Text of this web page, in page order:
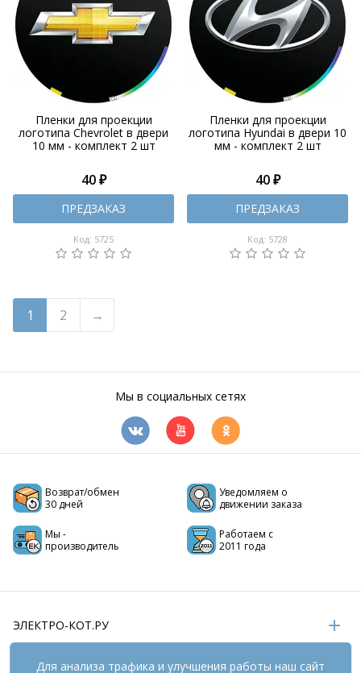
Пленки для проекции
логотипа Chevrolet в двери
10 мм - комплект 2 шт
40 ₽
ПРЕДЗАКАЗ
Код: 5725
Пленки для проекции
логотипа Hyundai в двери 10
мм - комплект 2 шт
40 ₽
ПРЕДЗАКАЗ
Код: 5728
1 2
Мы в социальных сетях
Возврат/обмен
30 дней
Уведомляем о
движении заказа
Мы -
производитель
Работаем с
2011 года
ЭЛЕКТРО-КОТ.РУ
ИНФОРМАЦИЯ
Для анализа трафика и улучшения работы наш сайт